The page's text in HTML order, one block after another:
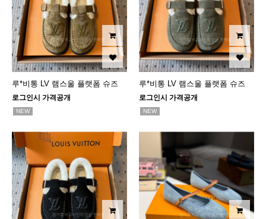
루*비통 LV 램스울 플랫폼 슈즈
로그인시 가격공개
NEW
루*비통 LV 램스울 플랫폼 슈즈
로그인시 가격공개
NEW